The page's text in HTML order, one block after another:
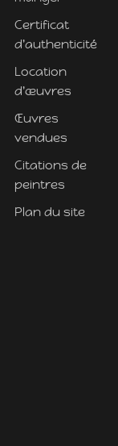
Certificat
d'authenticité
Location
d'œuvres
Œuvres
vendues
Citations de
peintres
Plan du site